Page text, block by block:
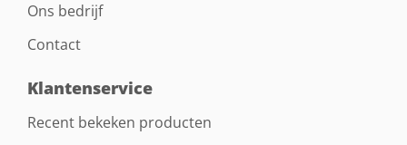
Ons bedrijf
Contact
Klantenservice
Recent bekeken producten